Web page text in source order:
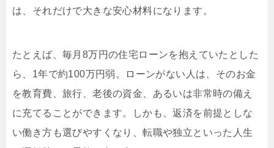
は、それだけで大きな安心材料になります。
たとえば、毎月8万円の住宅ローンを抱えていたとした
ら、1年で約100万円弱。ローンがない人は、そのお金
を教育費、旅行、老後の資金、あるいは非常時の備え
に充てることができます。しかも、返済を前提としな
い働き方も選びやすくなり、転職や独立といった人生